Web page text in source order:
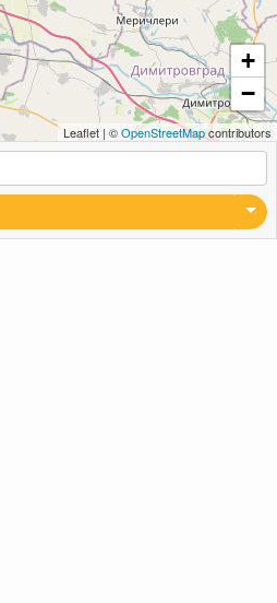
+
−
Leaflet | ©OpenStreetMapcontributors